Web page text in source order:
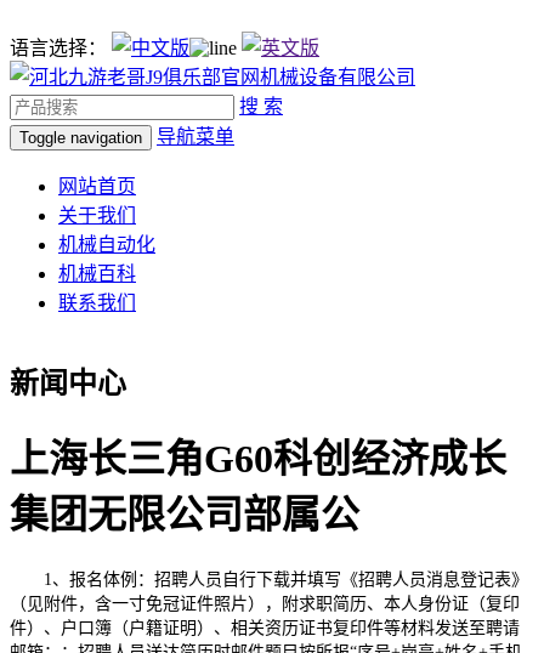
语言选择：
搜 索
Toggle navigation 导航菜单
网站首页
关于我们
机械自动化
机械百科
联系我们
新闻中心
上海长三角G60科创经济成长
集团无限公司部属公
1、报名体例：招聘人员自行下载并填写《招聘人员消息登记表》
（见附件，含一寸免冠证件照片），附求职简历、本人身份证（复印
件）、户口簿（户籍证明）、相关资历证书复印件等材料发送至聘请